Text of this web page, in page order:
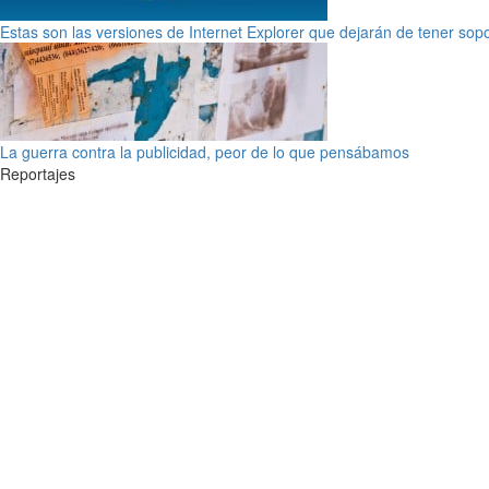
Estas son las versiones de Internet Explorer que dejarán de tener
La guerra contra la publicidad, peor de lo que pensábamos
Reportajes